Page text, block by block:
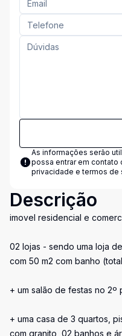
As informações serão
possa entrar em contato
privacidade e termos de
Descrição
imovel residencial e
02 lojas - sendo uma loja
com 50 m2 com banho
+ um salão de festas no 2º
+ uma casa de 3 quartos,
com granito, 02 banhos e